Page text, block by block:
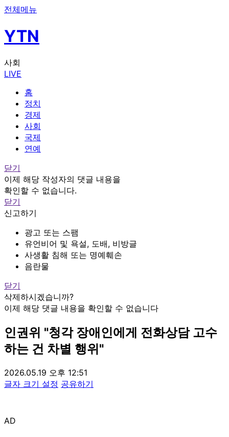
전체메뉴
YTN
사회
LIVE
홈
정치
경제
사회
국제
연예
닫기
이제 해당 작성자의 댓글 내용을
확인할 수 없습니다.
닫기
신고하기
광고 또는 스팸
유언비어 및 욕설, 도배, 비방글
사생활 침해 또는 명예훼손
음란물
닫기
삭제하시겠습니까?
이제 해당 댓글 내용을 확인할 수 없습니다
인권위 "청각 장애인에게 전화상담 고수
하는 건 차별 행위"
2026.05.19 오후 12:51
글자 크기 설정 공유하기
AD